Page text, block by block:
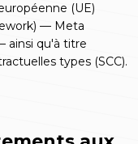
(UE)
— Meta
ainsi qu'à titre
types (SCC).